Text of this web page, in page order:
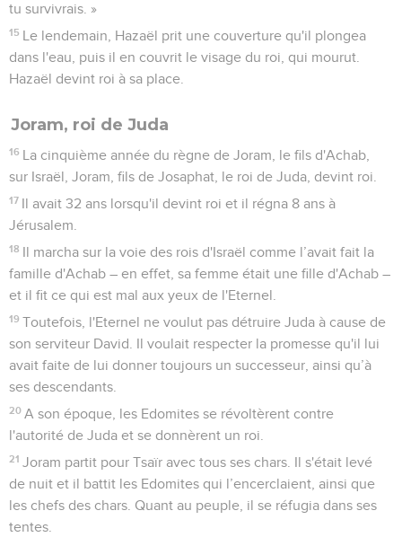
tu survivrais. »
15 Le lendemain, Hazaël prit une couverture qu'il plongea
dans l'eau, puis il en couvrit le visage du roi, qui mourut.
Hazaël devint roi à sa place.
Joram, roi de Juda
16 La cinquième année du règne de Joram, le fils d'Achab,
sur Israël, Joram, fils de Josaphat, le roi de Juda, devint roi.
17 Il avait 32 ans lorsqu'il devint roi et il régna 8 ans à
Jérusalem.
18 Il marcha sur la voie des rois d'Israël comme l’avait fait la
famille d'Achab – en effet, sa femme était une fille d'Achab –
et il fit ce qui est mal aux yeux de l'Eternel.
19 Toutefois, l'Eternel ne voulut pas détruire Juda à cause de
son serviteur David. Il voulait respecter la promesse qu'il lui
avait faite de lui donner toujours un successeur, ainsi qu’à
ses descendants.
20 A son époque, les Edomites se révoltèrent contre
l'autorité de Juda et se donnèrent un roi.
21 Joram partit pour Tsaïr avec tous ses chars. Il s'était levé
de nuit et il battit les Edomites qui l’encerclaient, ainsi que
les chefs des chars. Quant au peuple, il se réfugia dans ses
tentes.